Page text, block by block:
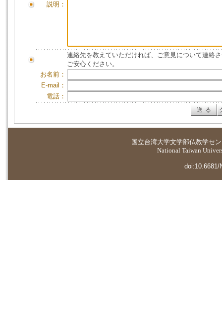
説明：
連絡先を教えていただければ、ご意見について連絡
ご安心ください。
お名前：
E-mail：
電話：
国立台湾大学文学部仏教学セ
National Taiwan
doi:10.6681/